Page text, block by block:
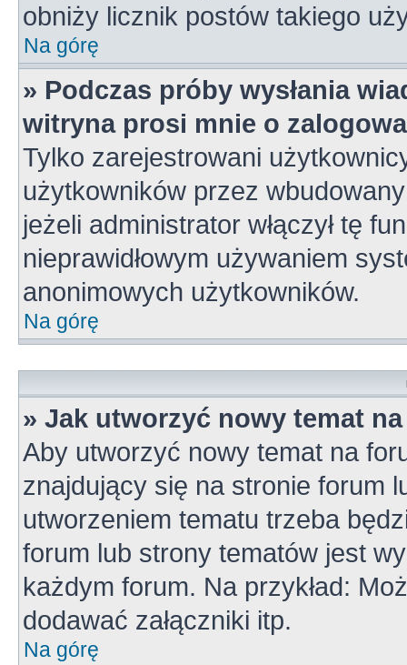
obniży licznik postów takiego
Na górę
» Podczas próby wysłania
witryna prosi mnie o
Tylko zarejestrowani
użytkowników przez
jeżeli administrator włączył tę
nieprawidłowym używaniem
anonimowych użytkowników.
Na górę
» Jak utworzyć nowy temat
Aby utworzyć nowy temat na
znajdujący się na stronie forum
utworzeniem tematu trzeba
forum lub strony tematów jest
każdym forum. Na przykład:
dodawać załączniki itp.
Na górę